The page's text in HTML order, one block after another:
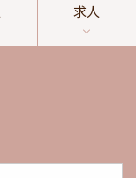
求人